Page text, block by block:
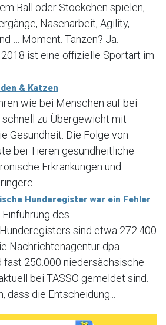
Ball oder Stöckchen spielen,
Nasenarbeit, Agility,
… Moment. Tanzen? Ja.
ist eine offizielle Sportart im
& Katzen
wie bei Menschen auf bei
schnell zu Übergewicht mit
Gesundheit. Die Folge von
bei Tieren gesundheitliche
Erkrankungen und
Hunderegister war ein Fehler
des
sind etwa 272.400
Nachrichtenagentur dpa
fast 250.000 niedersächsische
bei TASSO gemeldet sind.
dass die Entscheidung...